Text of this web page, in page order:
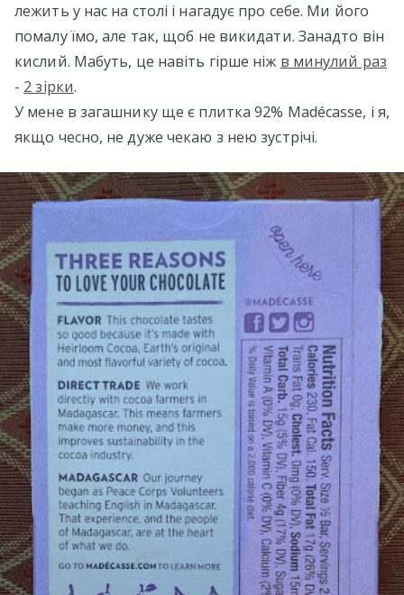
лежить у нас на столі і нагадує про себе. Ми його
помалу їмо, але так, щоб не викидати. Занадто він
кислий. Мабуть, це навіть гірше ніж в минулий раз
- 2 зірки.
У мене в загашнику ще є плитка 92% Madécasse, і я,
якщо чесно, не дуже чекаю з нею зустрічі.